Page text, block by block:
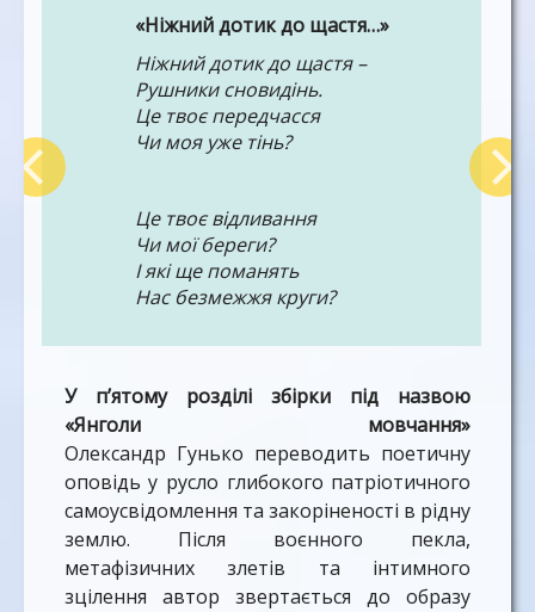
«Ніжний дотик до щастя…»
Ніжний дотик до щастя –
Рушники сновидінь.
Це твоє передчасся
Чи моя уже тінь?
Це твоє відливання
Чи мої береги?
І які ще поманять
Нас безмежжя круги?
І очей не проглядь…
І у вічнім дозорі
Наші душі не сплять.
У п’ятому розділі збірки під назвою
«Янголи мовчання»
Олександр Гунько переводить поетичну
оповідь у русло глибокого патріотичного
самоусвідомлення та закоріненості в рідну
землю. Після воєнного пекла,
метафізичних злетів та інтимного
зцілення автор звертається до образу